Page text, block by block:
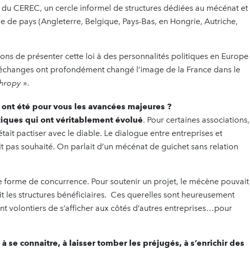
CEREC, un cercle informel de structures dédiées au mécénat et
de pays (Angleterre, Belgique, Pays-Bas, en Hongrie, Autriche,
de présenter cette loi à des personnalités politiques en Europe
ont profondément changé l’image de la France dans le
».
été pour vous les avancées majeures ?
qui ont véritablement évolué. Pour certaines associations,
pactiser avec le diable. Le dialogue entre entreprises et
pas souhaité. On parlait d’un mécénat de guichet sans relation
forme de concurrence. Pour soutenir un projet, le mécène pouvait
les structures bénéficiaires. Ces querelles sont heureusement
volontiers de s’afficher aux côtés d’autres entreprises…pour
se connaitre, à laisser tomber les préjugés, à s’enrichir des